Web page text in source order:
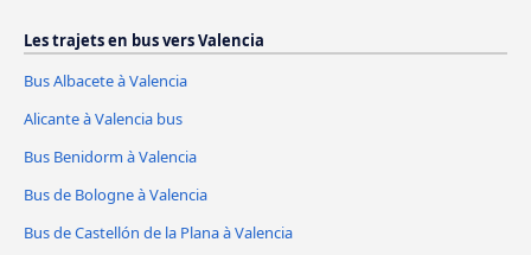
Les trajets en bus vers Valencia
Bus Albacete à Valencia
Alicante à Valencia bus
Bus Benidorm à Valencia
Bus de Bologne à Valencia
Bus de Castellón de la Plana à Valencia